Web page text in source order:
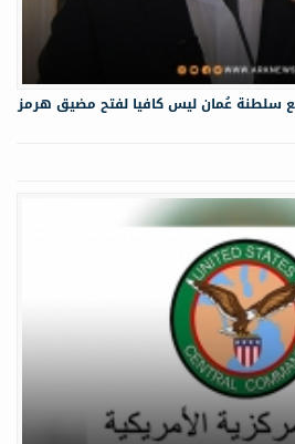
سلطنة عُمان ليس كافيا لفتح مضيق هرمز